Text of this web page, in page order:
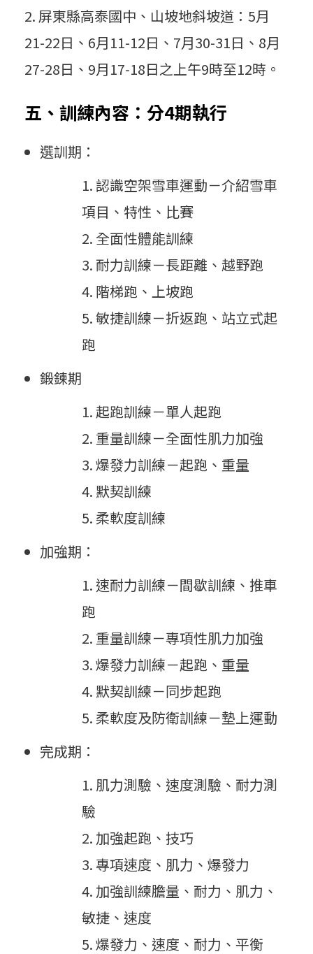
屏東縣高泰國中、山坡地斜坡道：5月
21-22日、6月11-12日、7月30-31日、8月
27-28日、9月17-18日之上午9時至12時。
五、訓練內容：分4期執行
選訓期：
認識空架雪車運動－介紹雪車
項目、特性、比賽
全面性體能訓練
耐力訓練－長距離、越野跑
階梯跑、上坡跑
敏捷訓練－折返跑、站立式起
跑
鍛鍊期
起跑訓練－單人起跑
重量訓練－全面性肌力加強
爆發力訓練－起跑、重量
默契訓練
柔軟度訓練
加強期：
速耐力訓練－間歇訓練、推車
跑
重量訓練－專項性肌力加強
爆發力訓練－起跑、重量
默契訓練－同步起跑
柔軟度及防衛訓練－墊上運動
完成期：
肌力測驗、速度測驗、耐力測
驗
加強起跑、技巧
專項速度、肌力、爆發力
加強訓練膽量、耐力、肌力、
敏捷、速度
爆發力、速度、耐力、平衡